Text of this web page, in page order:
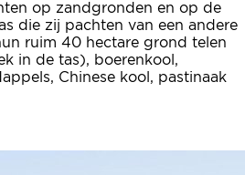
op zandgronden en op de
die zij pachten van een andere
ruim 40 hectare grond telen
in de tas), boerenkool,
Chinese kool, pastinaak